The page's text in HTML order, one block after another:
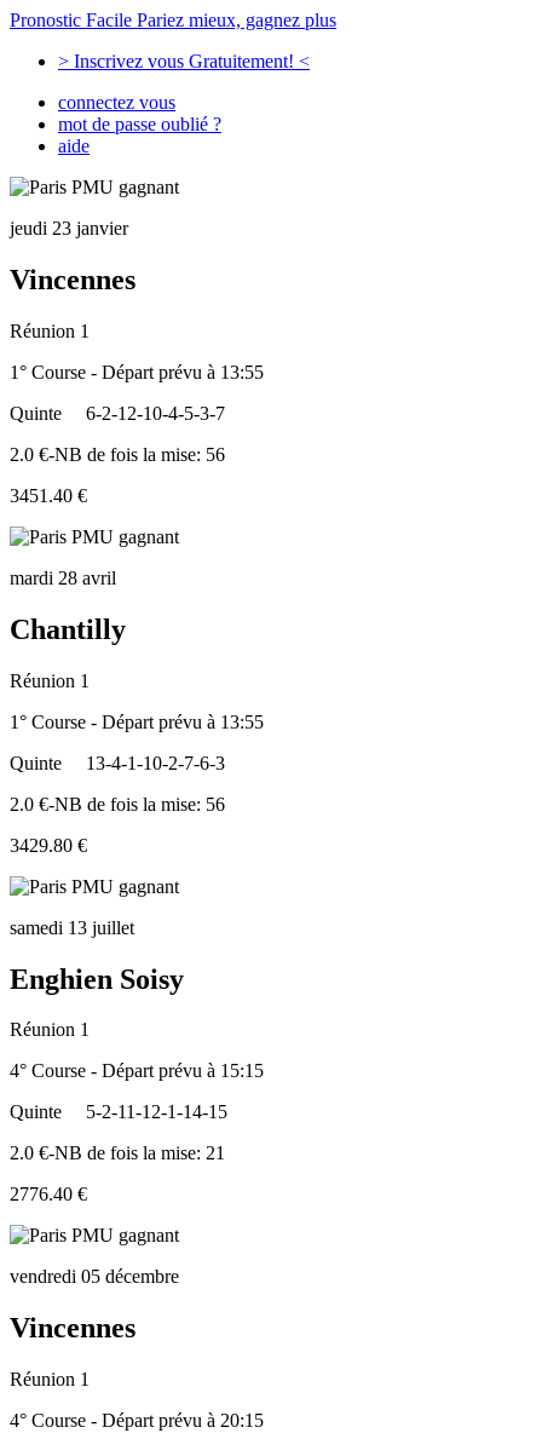
Pronostic Facile Pariez mieux, gagnez plus
> Inscrivez vous Gratuitement! <
connectez vous
mot de passe oublié ?
aide
jeudi 23 janvier
Vincennes
Réunion 1
1° Course - Départ prévu à 13:55
Quinte
6-2-12-10-4-5-3-7
2.0 €-NB de fois la mise: 56
3451.40 €
mardi 28 avril
Chantilly
Réunion 1
1° Course - Départ prévu à 13:55
Quinte
13-4-1-10-2-7-6-3
2.0 €-NB de fois la mise: 56
3429.80 €
samedi 13 juillet
Enghien Soisy
Réunion 1
4° Course - Départ prévu à 15:15
Quinte
5-2-11-12-1-14-15
2.0 €-NB de fois la mise: 21
2776.40 €
vendredi 05 décembre
Vincennes
Réunion 1
4° Course - Départ prévu à 20:15